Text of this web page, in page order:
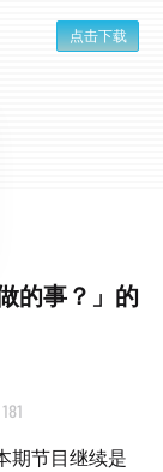
点击下载
的事？」的
181
期节目继续是